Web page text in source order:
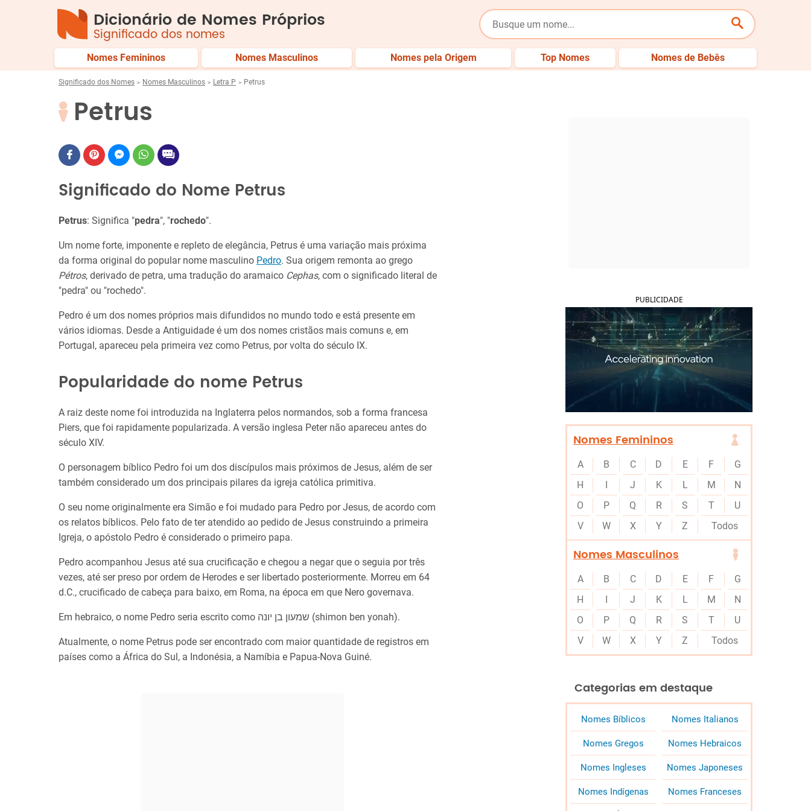
Dicionário de Nomes Próprios
Significado dos nomes
Nomes Femininos Nomes Masculinos Nomes pela Origem Top Nomes Nomes de Bebês
Significado dos Nomes Nomes Masculinos Letra P Petrus
Petrus
Significado do Nome Petrus
Petrus: Significa "pedra", "rochedo".
Um nome forte, imponente e repleto de elegância, Petrus é uma variação mais próxima
da forma original do popular nome masculino Pedro. Sua origem remonta ao grego
Pétros, derivado de petra, uma tradução do aramaico Cephas, com o significado literal de
"pedra" ou "rochedo".
Pedro é um dos nomes próprios mais difundidos no mundo todo e está presente em
vários idiomas. Desde a Antiguidade é um dos nomes cristãos mais comuns e, em
Portugal, apareceu pela primeira vez como Petrus, por volta do século IX.
Popularidade do nome Petrus
A raiz deste nome foi introduzida na Inglaterra pelos normandos, sob a forma francesa
Piers, que foi rapidamente popularizada. A versão inglesa Peter não apareceu antes do
século XIV.
O personagem bíblico Pedro foi um dos discípulos mais próximos de Jesus, além de ser
também considerado um dos principais pilares da igreja católica primitiva.
O seu nome originalmente era Simão e foi mudado para Pedro por Jesus, de acordo com
os relatos bíblicos. Pelo fato de ter atendido ao pedido de Jesus construindo a primeira
Igreja, o apóstolo Pedro é considerado o primeiro papa.
Pedro acompanhou Jesus até sua crucificação e chegou a negar que o seguia por três
vezes, até ser preso por ordem de Herodes e ser libertado posteriormente. Morreu em 64
d.C., crucificado de cabeça para baixo, em Roma, na época em que Nero governava.
Em hebraico, o nome Pedro seria escrito como שמעון בן יונה (shimon ben yonah).
Atualmente, o nome Petrus pode ser encontrado com maior quantidade de registros em
países como a África do Sul, a Indonésia, a Namíbia e Papua-Nova Guiné.
PUBLICIDADE
Nomes Femininos
A B C D E F
G
H
I J K L M
N
O
P Q R S T
U
V
W X Y Z Todos
Nomes Masculinos
A B C D E F
G
H
I J K L M
N
O
P Q R S T
U
V
W X Y Z Todos
Categorias em destaque
Nomes Bíblicos Nomes Italianos
Nomes Gregos Nomes Hebraicos
Nomes Ingleses Nomes Japoneses
Nomes Indígenas Nomes Franceses